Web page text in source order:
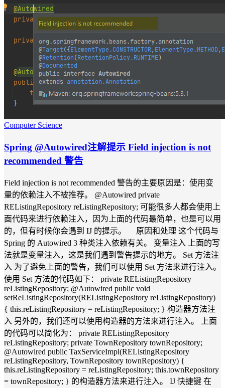
Computer Science
Spring @Autowired注解提示 Field injection is not
recommended 警告
Field injection is not recommended 警告的主要原因是：使用变
量的依赖注入不被推荐。 @Autowired private
REListingRepository reListingRepository; 可能很多人都会使用上
面代码来进行依赖注入，因为上面的代码最简单，也是可以用
的，但有时候你会遇到 IJ 的提示。 原因和处理 这个代码与
Spring 的 Autowired 3 种类注入依赖有关。 变量注入 上面的写
法就是变量注入，这是我们遇到警告提示的地方。 Set 方法注
入 为了避免上面的警告，我们可以使用 Set 方法来进行注入。
使用 Set 方法的代码如下： private REListingRepository
reListingRepository; @Autowired public void
setReListingRepository(REListingRepository reListingRepository)
{ this.reListingRepository = reListingRepository; } 构造器方法注
入 另外的，我们还可以使用构造器的方法来进行注入。 上面
的代码可以简化为： private REListingRepository
reListingRepository; private TownRepository townRepository;
@Autowired public TaxServiceImpl(REListingRepository
reListingRepository, TownRepository townRepository) {
this.reListingRepository = reListingRepository; this.townRepository
= townRepository; } 的构造器方法来进行注入。 IJ 快捷键 在